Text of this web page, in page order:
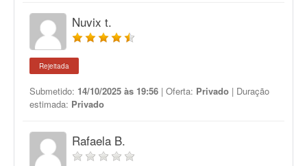
Nuvix t.
Rejeitada
Submetido: 14/10/2025 às 19:56 | Oferta: Privado | Duração
estimada: Privado
Rafaela B.